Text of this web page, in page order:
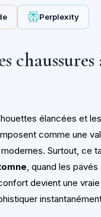
Perplexity
élancées et
comme une
Surtout, ce
, quand les
devient une